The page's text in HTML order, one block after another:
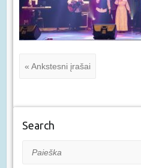
« Ankstesni įrašai
Search
Paieška